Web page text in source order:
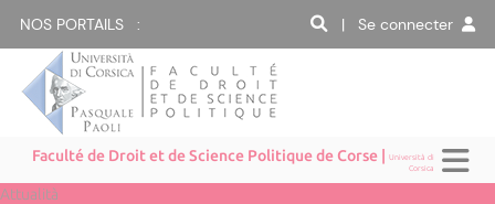
NOS PORTAILS : | Se connecter
Faculté de Droit et de Science Politique de Corse |Università di
Corsica
Attualità